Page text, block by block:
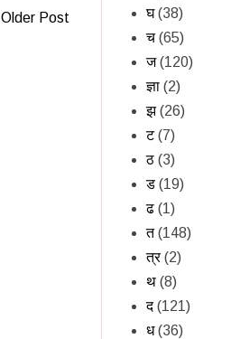
Older Post
घ (38)
च (65)
ज (120)
ज्ञा (2)
झ (26)
ट (7)
ठ (3)
ड (19)
ढ (1)
त (148)
त्र (2)
थ (8)
द (121)
ध (36)